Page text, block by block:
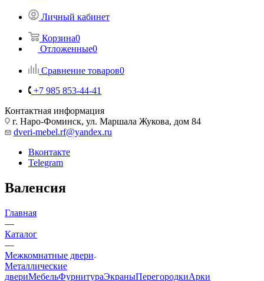
Личный кабинет
Корзина0
Отложенные0
Сравнение товаров0
+7 985 853-44-41
Контактная информация
г. Наро-Фоминск, ул. Маршала Жукова, дом 84
dveri-mebel.rf@yandex.ru
Вконтакте
Telegram
Валенсия
Главная
—
Каталог
—
Межкомнатные двери
Металлические
двериМебельФурнитураЭкраныПерегородкиАрки